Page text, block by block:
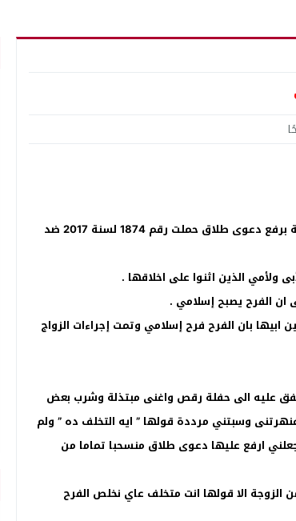
تقدم ” محمد ” استاذ جامعي ع ح 33 سنة الى محكمة الاسرة بامبابة برفع دعوى طلاق حملت رقم 1874 لسنة 2017 ضد
ولأمي الذين اثنوا على اخلاقها .
ان الفرح يصبح إسلامي .
بان الفرح فرح إسلامي وتمت إجراءات الزواج
عليه الى حفلة رقص واغنى مبتذلة وشرب بعض
وسبتني مرددة قولها ” ايه التخلف ده ” ولم
ارفع عليها دعوى طلاق منسحبا تماما من
الا قولها انت متخلف عاي نخلص الفرح